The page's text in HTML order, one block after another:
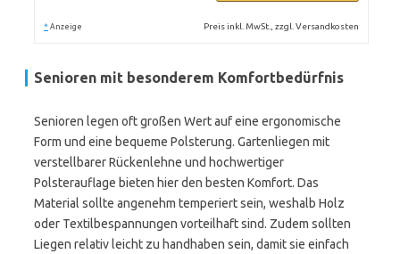
* Anzeige Preis inkl. MwSt., zzgl. Versandkosten
Senioren mit besonderem Komfortbedürfnis
Senioren legen oft großen Wert auf eine ergonomische
Form und eine bequeme Polsterung. Gartenliegen mit
verstellbarer Rückenlehne und hochwertiger
Polsterauflage bieten hier den besten Komfort. Das
Material sollte angenehm temperiert sein, weshalb Holz
oder Textilbespannungen vorteilhaft sind. Zudem sollten
Liegen relativ leicht zu handhaben sein, damit sie einfach